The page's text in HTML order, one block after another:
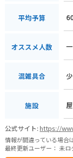
平均予算
オススメ人数
混雑具合
施設
公式サイト:https://
情報が間違っている場合は
最終更新ユーザー： 未ロ